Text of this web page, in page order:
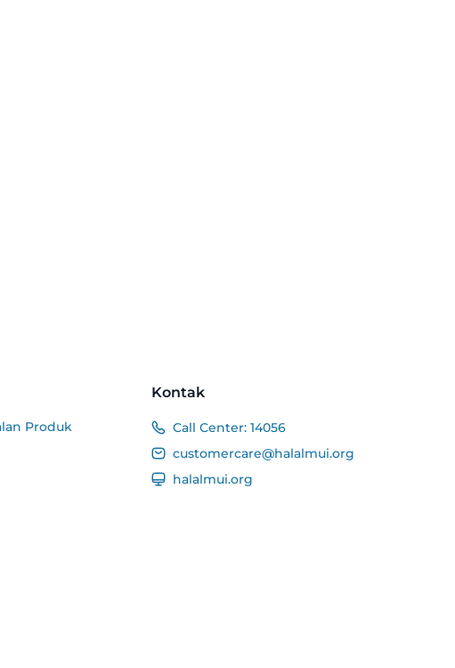
Produk
Kontak
Call Center: 14056
customercare@halalmui.org
halalmui.org